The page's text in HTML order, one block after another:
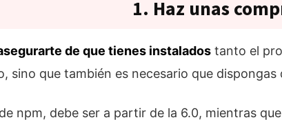
1. Haz unas
de que tienes instalados tanto el
sino que también es necesario que
npm, debe ser a partir de la 6.0, mientras